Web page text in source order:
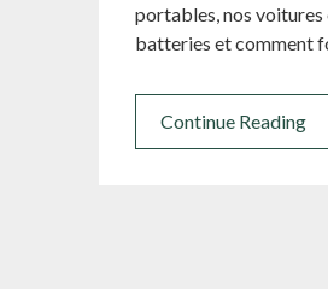
portables, nos voitures
batteries et comment
Continue Reading